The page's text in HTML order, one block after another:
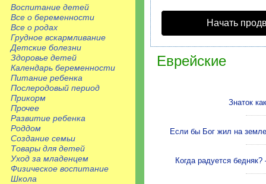
Воспитание детей
Все о беременности
Все о родах
Грудное вскармливание
Детские болезни
Здоровье детей
Календарь беременности
Питание ребенка
Послеродовый период
Прикорм
Прочее
Развитие ребенка
Роддом
Создание семьи
Товары для детей
Уход за младенцем
Физическое воспитание
Школа
Начать
Еврейские
Знаток
Если бы Бог жил на
Когда радуется